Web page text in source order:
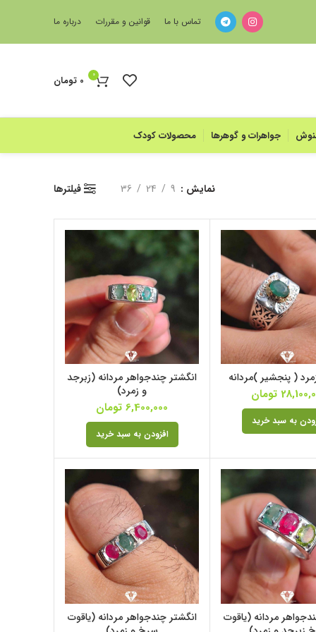
تماس با ما قوانین و مقررات درباره ما
0
0 تومان
جواهرات و گوهرها محصولات کودک
نمایش 9
24
36 فیلترها
( پنجشیر )مردانه
تومان
به سبد خرید
انگشتر چندجواهر مردانه (زبرجد
و زمرد)
6,400,000 تومان
افزودن به سبد خرید
مردانه (یاقوت
انگشتر چندجواهر مردانه (یاقوت